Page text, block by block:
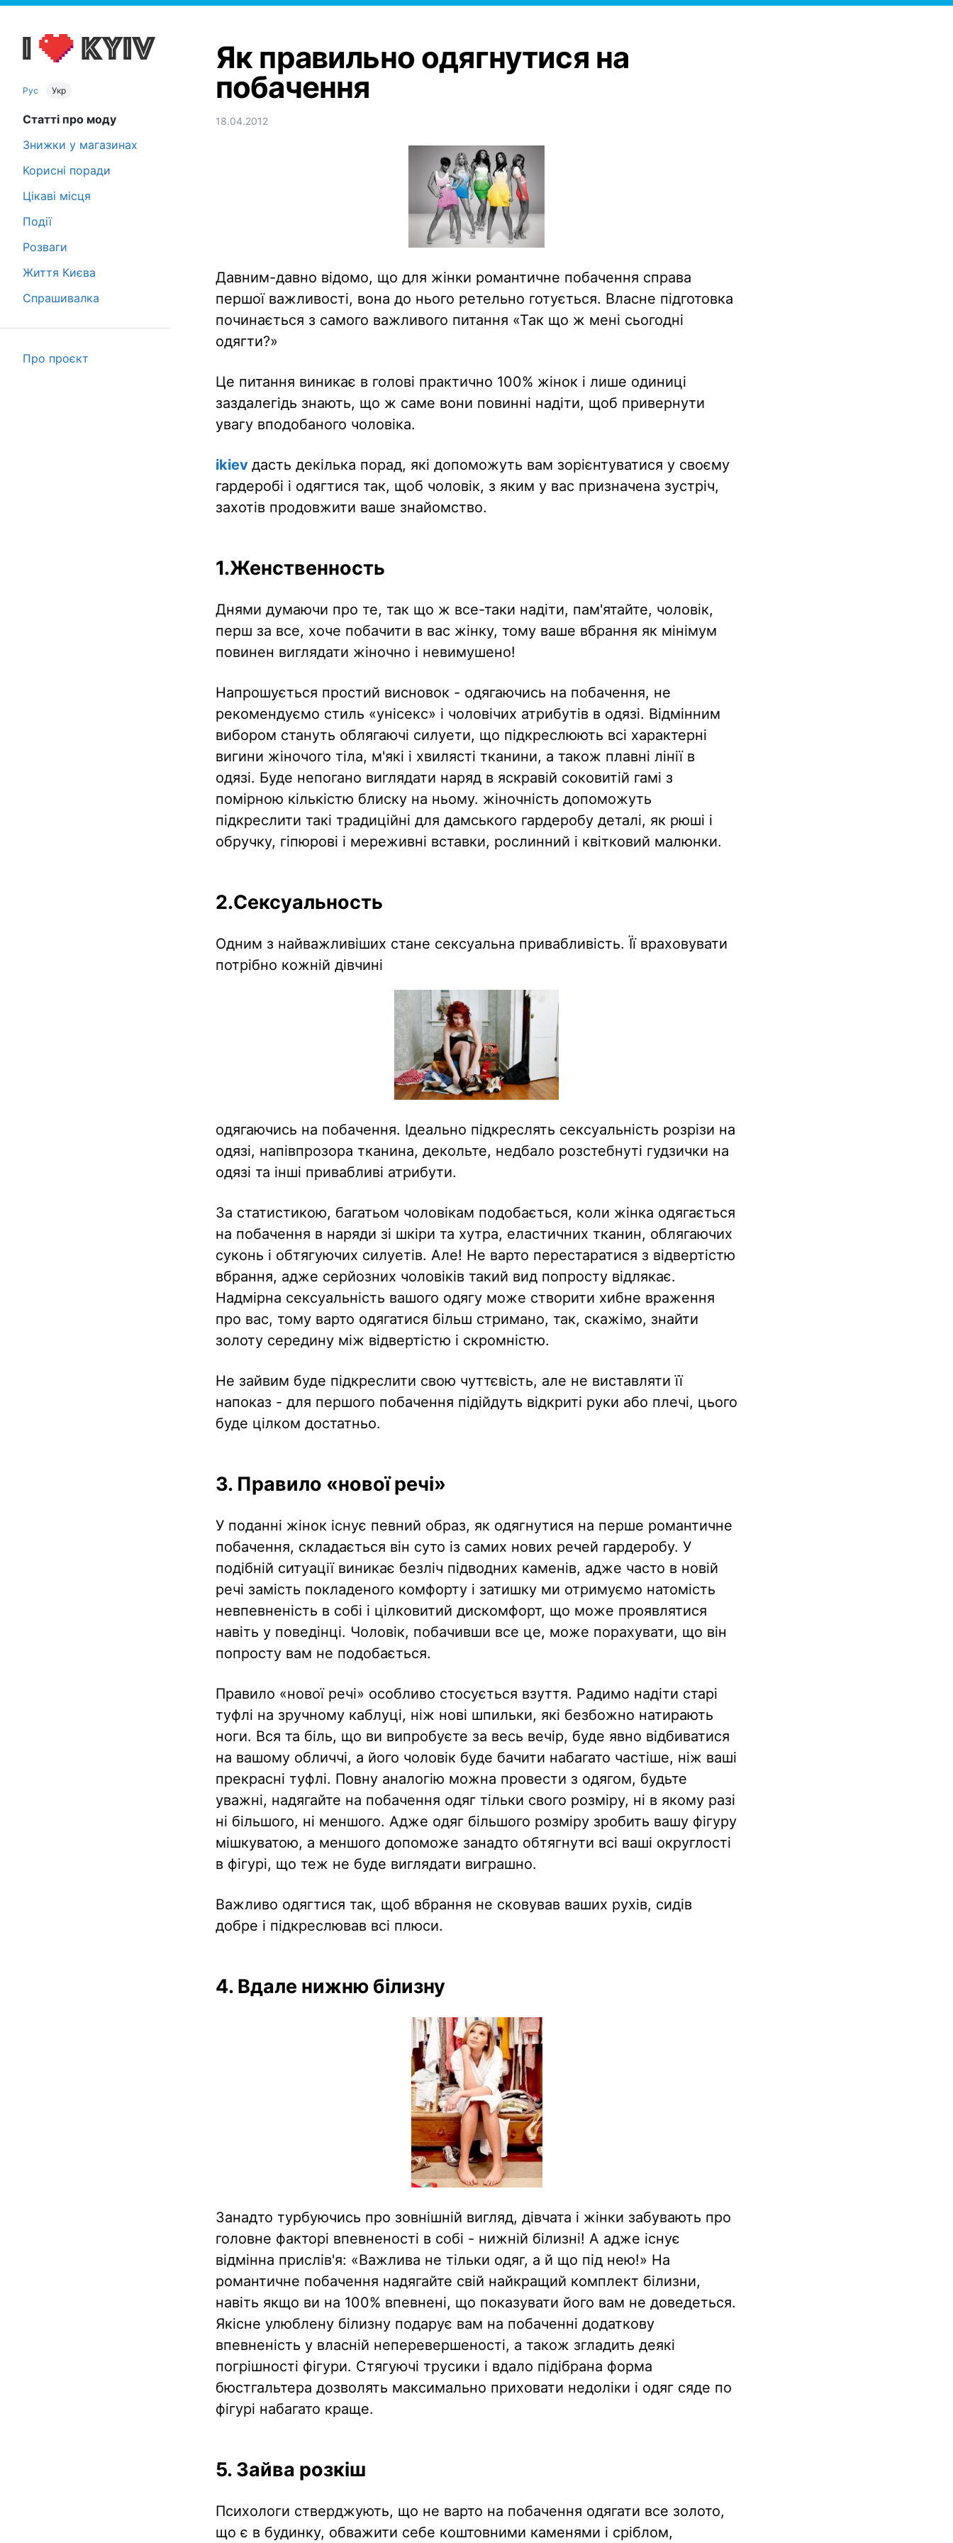
Рус Укр
Статті про моду
Знижки у магазинах
Корисні поради
Цікаві місця
Події
Розваги
Життя Києва
Спрашивалка
Про проєкт
Як правильно одягнутися на
побачення
18.04.2012
Давним-давно відомо, що для жінки романтичне побачення справа
першої важливості, вона до нього ретельно готується. Власне підготовка
починається з самого важливого питання «Так що ж мені сьогодні
одягти?»
Це питання виникає в голові практично 100% жінок і лише одиниці
заздалегідь знають, що ж саме вони повинні надіти, щоб привернути
увагу вподобаного чоловіка.
ikiev дасть декілька порад, які допоможуть вам зорієнтуватися у своєму
гардеробі і одягтися так, щоб чоловік, з яким у вас призначена зустріч,
захотів продовжити ваше знайомство.
1.Женственность
Днями думаючи про те, так що ж все-таки надіти, пам'ятайте, чоловік,
перш за все, хоче побачити в вас жінку, тому ваше вбрання як мінімум
повинен виглядати жіночно і невимушено!
Напрошується простий висновок - одягаючись на побачення, не
рекомендуємо стиль «унісекс» і чоловічих атрибутів в одязі. Відмінним
вибором стануть облягаючі силуети, що підкреслюють всі характерні
вигини жіночого тіла, м'які і хвилясті тканини, а також плавні лінії в
одязі. Буде непогано виглядати наряд в яскравій соковитій гамі з
помірною кількістю блиску на ньому. жіночність допоможуть
підкреслити такі традиційні для дамського гардеробу деталі, як рюші і
обручку, гіпюрові і мереживні вставки, рослинний і квітковий малюнки.
2.Сексуальность
Одним з найважливіших стане сексуальна привабливість. Її враховувати
потрібно кожній дівчині
одягаючись на побачення. Ідеально підкреслять сексуальність розрізи на
одязі, напівпрозора тканина, декольте, недбало розстебнуті гудзички на
одязі та інші привабливі атрибути.
За статистикою, багатьом чоловікам подобається, коли жінка одягається
на побачення в наряди зі шкіри та хутра, еластичних тканин, облягаючих
суконь і обтягуючих силуетів. Але! Не варто перестаратися з відвертістю
вбрання, адже серйозних чоловіків такий вид попросту відлякає.
Надмірна сексуальність вашого одягу може створити хибне враження
про вас, тому варто одягатися більш стримано, так, скажімо, знайти
золоту середину між відвертістю і скромністю.
Не зайвим буде підкреслити свою чуттєвість, але не виставляти її
напоказ - для першого побачення підійдуть відкриті руки або плечі, цього
буде цілком достатньо.
3. Правило «нової речі»
У поданні жінок існує певний образ, як одягнутися на перше романтичне
побачення, складається він суто із самих нових речей гардеробу. У
подібній ситуації виникає безліч підводних каменів, адже часто в новій
речі замість покладеного комфорту і затишку ми отримуємо натомість
невпевненість в собі і цілковитий дискомфорт, що може проявлятися
навіть у поведінці. Чоловік, побачивши все це, може порахувати, що він
попросту вам не подобається.
Правило «нової речі» особливо стосується взуття. Радимо надіти старі
туфлі на зручному каблуці, ніж нові шпильки, які безбожно натирають
ноги. Вся та біль, що ви випробуєте за весь вечір, буде явно відбиватися
на вашому обличчі, а його чоловік буде бачити набагато частіше, ніж ваші
прекрасні туфлі. Повну аналогію можна провести з одягом, будьте
уважні, надягайте на побачення одяг тільки свого розміру, ні в якому разі
ні більшого, ні меншого. Адже одяг більшого розміру зробить вашу фігуру
мішкуватою, а меншого допоможе занадто обтягнути всі ваші округлості
в фігурі, що теж не буде виглядати виграшно.
Важливо одягтися так, щоб вбрання не сковував ваших рухів, сидів
добре і підкреслював всі плюси.
4. Вдале нижню білизну
Занадто турбуючись про зовнішній вигляд, дівчата і жінки забувають про
головне факторі впевненості в собі - нижній білизні! А адже існує
відмінна прислів'я: «Важлива не тільки одяг, а й що під нею!» На
романтичне побачення надягайте свій найкращий комплект білизни,
навіть якщо ви на 100% впевнені, що показувати його вам не доведеться.
Якісне улюблену білизну подарує вам на побаченні додаткову
впевненість у власній неперевершеності, а також згладить деякі
погрішності фігури. Стягуючі трусики і вдало підібрана форма
бюстгальтера дозволять максимально приховати недоліки і одяг сяде по
фігурі набагато краще.
5. Зайва розкіш
Психологи стверджують, що не варто на побачення одягати все золото,
що є в будинку, обважити себе коштовними каменями і сріблом,